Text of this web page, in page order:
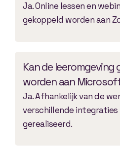
Ja. Online lessen en
gekoppeld worden aan
Kan de leeromgeving
worden aan
Ja. Afhankelijk van de
verschillende integraties
gerealiseerd.